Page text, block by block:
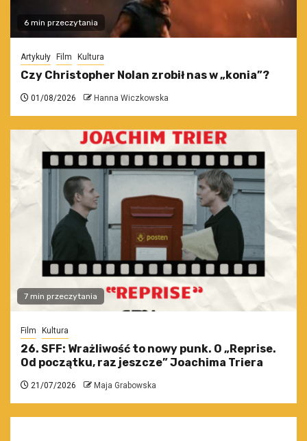
6 min przeczytania
Artykuły Film Kultura
Czy Christopher Nolan zrobił nas w „konia”?
01/08/2026 Hanna Wiczkowska
7 min przeczytania
Film Kultura
26. SFF: Wrażliwość to nowy punk. O „Reprise.
Od początku, raz jeszcze” Joachima Triera
21/07/2026 Maja Grabowska